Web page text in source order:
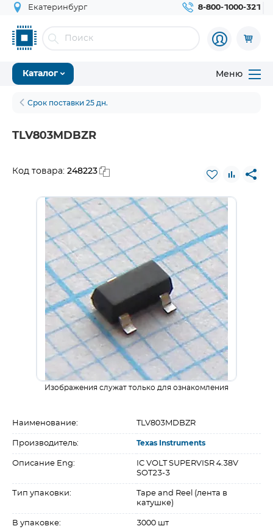
Екатеринбург 8-800-1000-321
Каталог Меню
Срок поставки 25 дн.
TLV803MDBZR
Код товара: 248223
Изображения служат только для ознакомления
Наименование: TLV803MDBZR
Производитель: Texas Instruments
Описание Eng:
IC VOLT SUPERVISR 4.38V
SOT23-3
Тип упаковки:
Tape and Reel (лента в
катушке)
В упаковке: 3000 шт